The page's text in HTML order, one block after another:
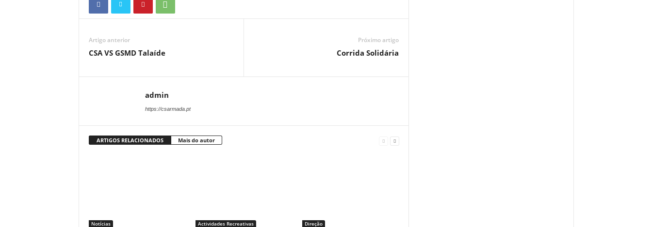
Artigo anterior
CSA VS GSMD Talaíde
Próximo artigo
Corrida Solidária
admin
https://csarmada.pt
ARTIGOS RELACIONADOS Mais do autor
Notícias Actividades Recreativas Direção